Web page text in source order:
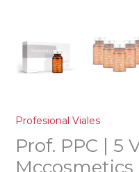
Profesional Viales
Prof. PPC | 5
Mccosmetics